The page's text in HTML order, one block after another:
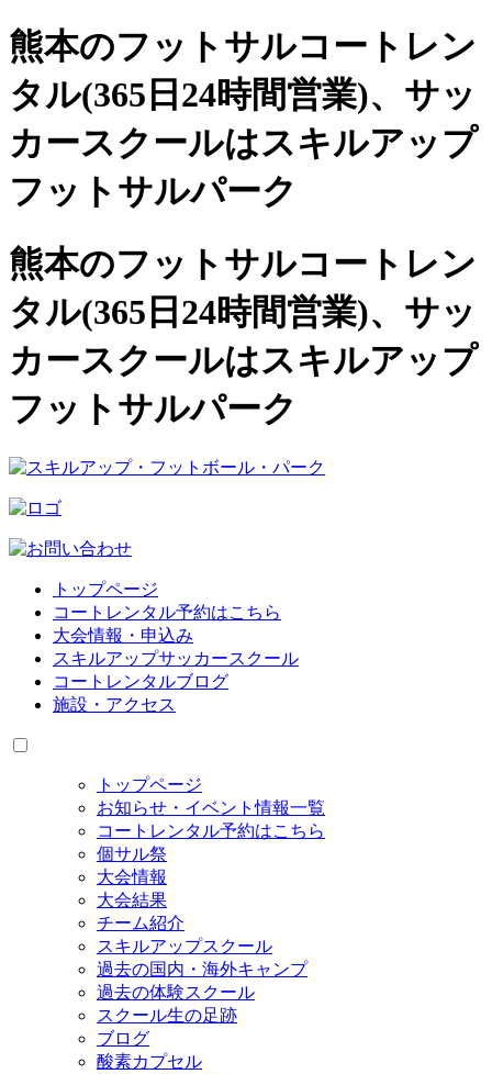
熊本のフットサルコートレン
タル(365日24時間営業)、 サッ
カースクールはスキルアップ
フットサルパーク
熊本のフットサルコートレン
タル(365日24時間営業)、サッ
カースクールはスキルアップ
フットサルパーク
トップページ
コートレンタル予約はこちら
大会情報・申込み
スキルアップサッカースクール
コートレンタルブログ
施設・アクセス
トップページ
お知らせ・イベント情報一覧
コートレンタル予約はこちら
個サル祭
大会情報
大会結果
チーム紹介
スキルアップスクール
過去の国内・海外キャンプ
過去の体験スクール
スクール生の足跡
ブログ
酸素カプセル